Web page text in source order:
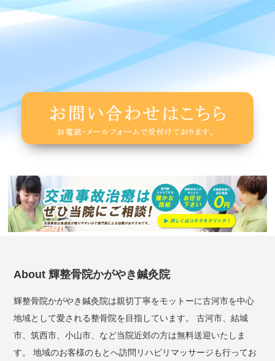
About 輝整骨院かがやき鍼灸院
輝整骨院かがやき鍼灸院は親切丁寧をモットーに古河市を中心
地域として愛される整骨院を目指しています。 古河市、結城
市、筑西市、小山市、など当院近郊の方は無料送迎いたしま
す。 地域のお客様のもとへ訪問リハビリマッサージも行ってお